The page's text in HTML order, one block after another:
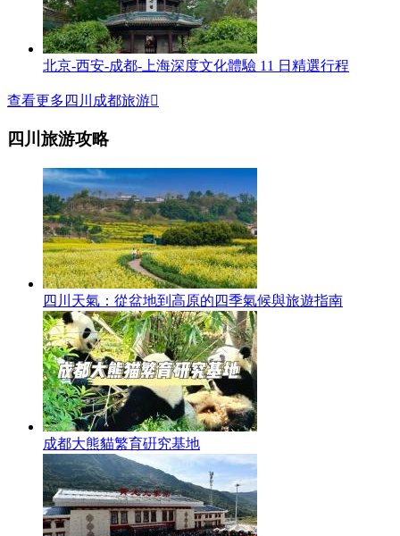
北京-西安-成都-上海深度文化體驗 11 日精選行程
查看更多四川成都旅游
四川旅游攻略
四川天氣：從盆地到高原的四季氣候與旅遊指南
成都大熊貓繁育硏究基地